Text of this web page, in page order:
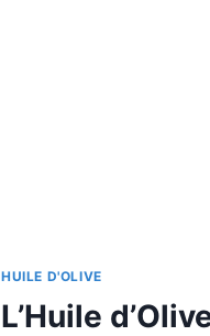
HUILE D'OLIVE
L’Huile